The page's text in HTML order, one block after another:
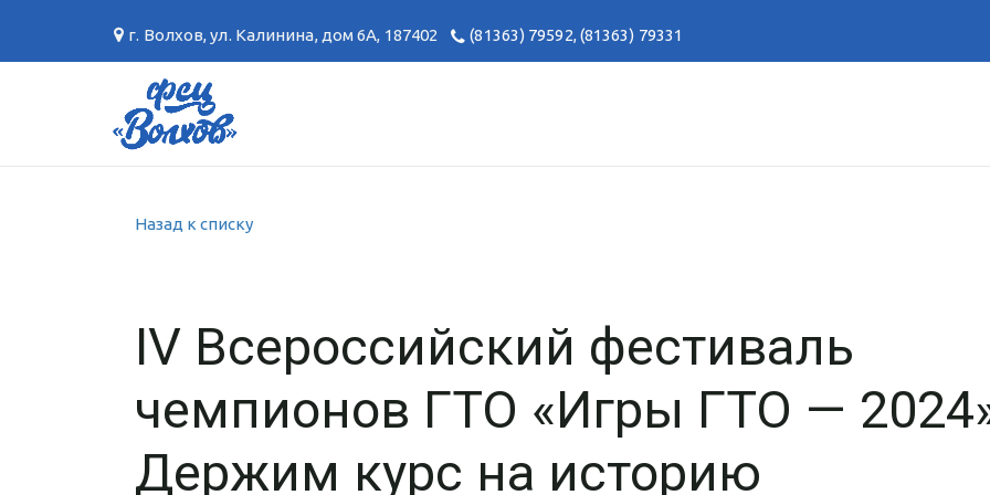
г. Волхов,ул. Калинина, дом 6А, 187402 (81363) 79592,(81363) 79331
Назад к списку
IV Всероссийский фестиваль
чемпионов ГТО «Игры ГТО —
Держим курс на историю